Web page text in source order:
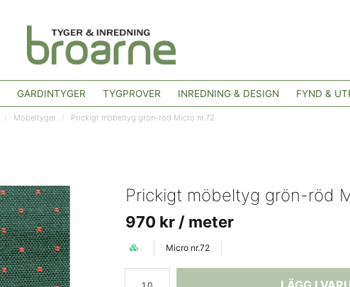
GARDINTYGER TYGPROVER INREDNING & DESIGN FYND &
Möbeltyger Prickigt möbeltyg grön-röd Micro nr.72
Prickigt möbeltyg grön-röd
970 kr / meter
Micro nr.72